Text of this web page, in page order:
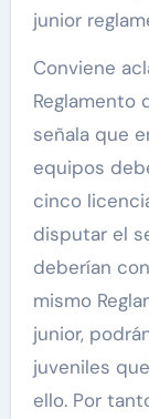
junior
Conviene
Reglamento
señala que
equipos
cinco
disputar el
deberían
mismo
junior,
juveniles
ello. Por